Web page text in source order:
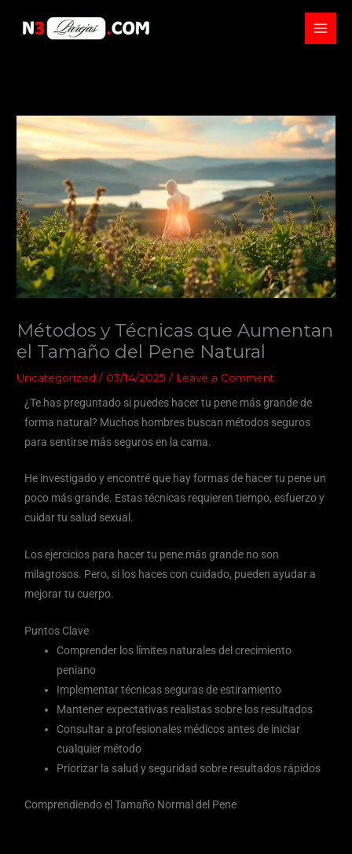
Métodos y Técnicas que Aumentan
el Tamaño del Pene Natural
Uncategorized / 03/14/2025/ Leave a Comment
¿Te has preguntado si puedes hacer tu pene más grande de
forma natural? Muchos hombres buscan métodos seguros
para sentirse más seguros en la cama.
He investigado y encontré que hay formas de hacer tu pene un
poco más grande. Estas técnicas requieren tiempo, esfuerzo y
cuidar tu salud sexual.
Los ejercicios para hacer tu pene más grande no son
milagrosos. Pero, si los haces con cuidado, pueden ayudar a
mejorar tu cuerpo.
Puntos Clave
Comprender los límites naturales del crecimiento
peniano
Implementar técnicas seguras de estiramiento
Mantener expectativas realistas sobre los resultados
Consultar a profesionales médicos antes de iniciar
cualquier método
Priorizar la salud y seguridad sobre resultados rápidos
Comprendiendo el Tamaño Normal del Pene